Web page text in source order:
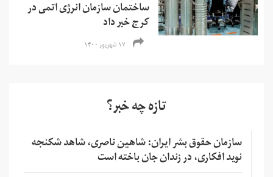
ساختمان سازمان انرژی اتمی در
کرج خبر داد
۱۷ شهریور ۱۴۰۰
تازه چه خبر؟
سازمان حقوق بشر ایران: شاهین ناصری، شاهد شکنجه
نوید افکاری، در زندان جان باخته است